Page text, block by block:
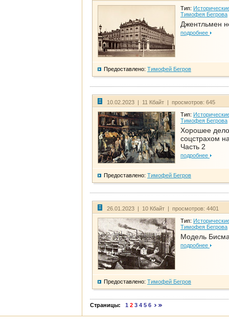
Тип:
Тимофея Бегрова
Джентльмен
подробнее
Предоставлено: Тимофей Бегров
10.02.2023 | 11 Кбайт | просмотров: 645
Тип:
Тимофея Бегрова
Хорошее дело
соцстрахом
Часть 2
подробнее
Предоставлено: Тимофей Бегров
26.01.2023 | 10 Кбайт | просмотров: 4401
Тип:
Тимофея Бегрова
Модель
подробнее
Предоставлено: Тимофей Бегров
Страницы: 1 2 3 4 5 6